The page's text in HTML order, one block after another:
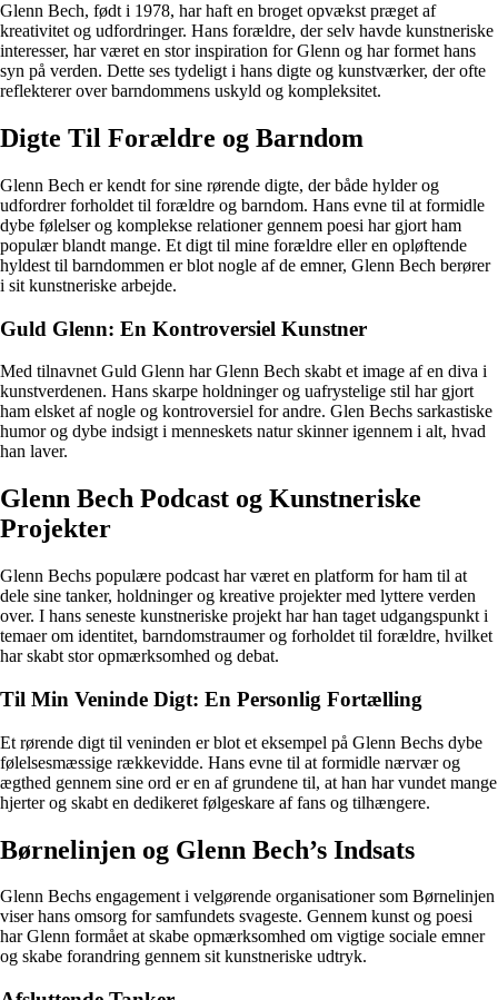
Glenn Bech, født i 1978, har haft en broget opvækst præget af
kreativitet og udfordringer. Hans forældre, der selv havde kunstneriske
interesser, har været en stor inspiration for Glenn og har formet hans
syn på verden. Dette ses tydeligt i hans digte og kunstværker, der ofte
reflekterer over barndommens uskyld og kompleksitet.
Digte Til Forældre og Barndom
Glenn Bech er kendt for sine rørende digte, der både hylder og
udfordrer forholdet til forældre og barndom. Hans evne til at formidle
dybe følelser og komplekse relationer gennem poesi har gjort ham
populær blandt mange. Et digt til mine forældre eller en opløftende
hyldest til barndommen er blot nogle af de emner, Glenn Bech berører
i sit kunstneriske arbejde.
Guld Glenn: En Kontroversiel Kunstner
Med tilnavnet Guld Glenn har Glenn Bech skabt et image af en diva i
kunstverdenen. Hans skarpe holdninger og uafrystelige stil har gjort
ham elsket af nogle og kontroversiel for andre. Glen Bechs sarkastiske
humor og dybe indsigt i menneskets natur skinner igennem i alt, hvad
han laver.
Glenn Bech Podcast og Kunstneriske
Projekter
Glenn Bechs populære podcast har været en platform for ham til at
dele sine tanker, holdninger og kreative projekter med lyttere verden
over. I hans seneste kunstneriske projekt har han taget udgangspunkt i
temaer om identitet, barndomstraumer og forholdet til forældre, hvilket
har skabt stor opmærksomhed og debat.
Til Min Veninde Digt: En Personlig Fortælling
Et rørende digt til veninden er blot et eksempel på Glenn Bechs dybe
følelsesmæssige rækkevidde. Hans evne til at formidle nærvær og
ægthed gennem sine ord er en af grundene til, at han har vundet mange
hjerter og skabt en dedikeret følgeskare af fans og tilhængere.
Børnelinjen og Glenn Bech’s Indsats
Glenn Bechs engagement i velgørende organisationer som Børnelinjen
viser hans omsorg for samfundets svageste. Gennem kunst og poesi
har Glenn formået at skabe opmærksomhed om vigtige sociale emner
og skabe forandring gennem sit kunstneriske udtryk.